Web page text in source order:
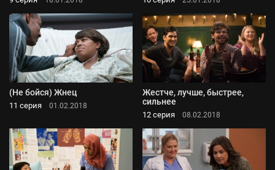
(Не бойся) Жнец
11 серия 01.02.2018
Жестче, лучше, быстрее,
сильнее
12 серия 08.02.2018